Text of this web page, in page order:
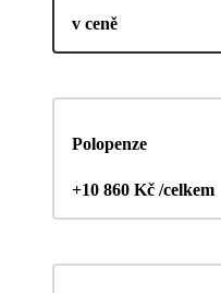
v ceně
Polopenze
+10 860 Kč /celkem